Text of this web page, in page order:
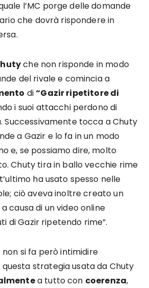
l’MC porge delle domande
che dovrà rispondere in
che non risponde in modo
del rivale e comincia a
di“Gazir ripetitore di
i suoi attacchi perdono di
Successivamente tocca a Chuty
a Gazir e lo fa in un modo
e, se possiamo dire, molto
Chuty tira in ballo vecchie rime
ha usato spesso nelle
ciò aveva inoltre creato un
causa di un video online
di Gazir ripetendo rime”.
non si fa però intimidire
strategia usata da Chuty
a tutto con coerenza,